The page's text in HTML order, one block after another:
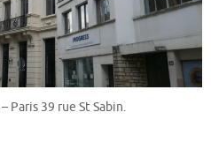
Paris 39 rue St Sabin.